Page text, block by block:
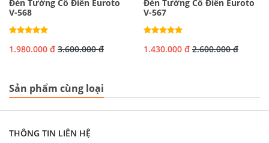
Đèn Tường Cổ Điển Euroto
V-568
1.980.000 đ 3.600.000 đ
Đèn Tường Cổ Điển Euroto
V-567
1.430.000 đ 2.600.000 đ
Sản phẩm cùng loại
THÔNG TIN LIÊN HỆ